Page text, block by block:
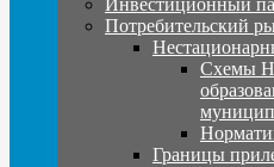
Потребительский
Схемы
Границы